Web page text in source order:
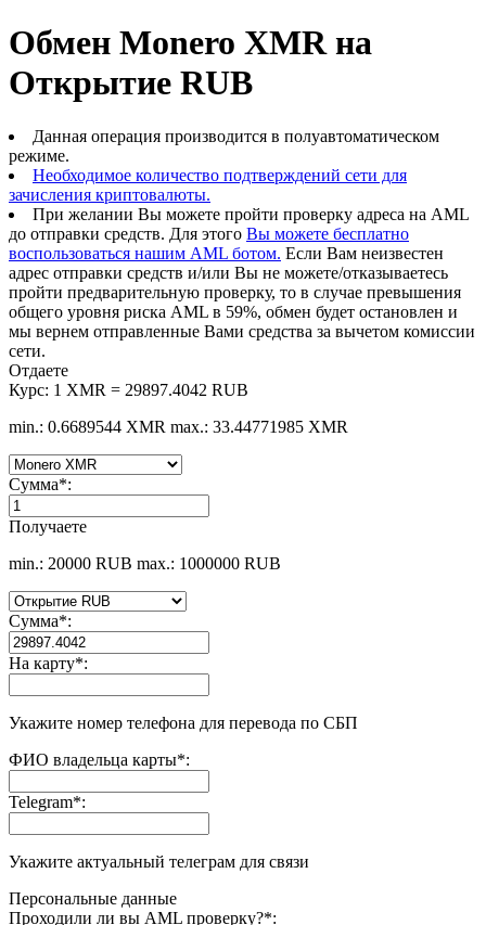
Обмен Monero XMR на
Открытие RUB
Данная операция производится в полуавтоматическом
режиме.
Необходимое количество подтверждений сети для
зачисления криптовалюты.
При желании Вы можете пройти проверку адреса на AML
до отправки средств. Для этого Вы можете бесплатно
воспользоваться нашим AML ботом. Если Вам неизвестен
адрес отправки средств и/или Вы не можете/отказываетесь
пройти предварительную проверку, то в случае превышения
общего уровня риска AML в 59%, обмен будет остановлен и
мы вернем отправленные Вами средства за вычетом комиссии
сети.
Отдаете
Курс: 1 XMR = 29897.4042 RUB
min.: 0.6689544 XMR max.: 33.44771985 XMR
Сумма*:
Получаете
min.: 20000 RUB max.: 1000000 RUB
Сумма*:
На карту*:
Укажите номер телефона для перевода по СБП
ФИО владельца карты*:
Telegram*:
Укажите актуальный телеграм для связи
Персональные данные
Проходили ли вы AML проверку?*: